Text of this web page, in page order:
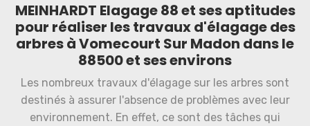
MEINHARDT Elagage 88 et ses aptitudes
pour réaliser les travaux d'élagage des
arbres à Vomecourt Sur Madon dans le
88500 et ses environs
Les nombreux travaux d'élagage sur les arbres sont
destinés à assurer l'absence de problèmes avec leur
environnement. En effet, ce sont des tâches qui